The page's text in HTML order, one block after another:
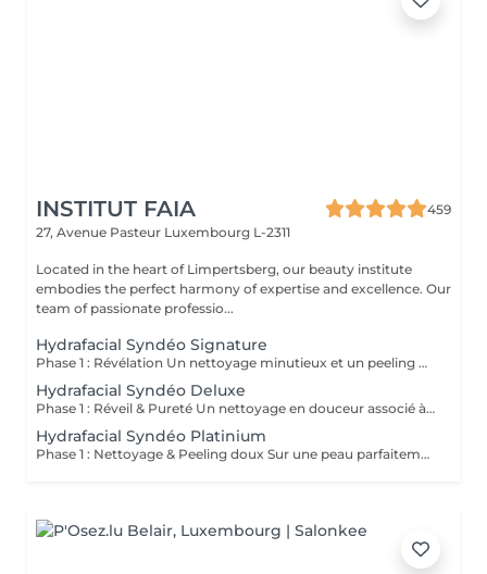
INSTITUT FAIA
459
27, Avenue Pasteur Luxembourg L-2311
Located in the heart of Limpertsberg, our beauty institute
embodies the perfect harmony of expertise and excellence. Our
team of passionate professio...
Hydrafacial Syndéo Signature
Phase 1 : Révélation Un nettoyage minutieux et un peeling doux libèrent la peau des impuretés, cellules mortes et excès de sébum. La peau respire à nouveau et retrouve sa douceur naturelle. Phase 2 : Purification & Hydratation La technologie brevetée Vortex-Fusion® aspire délicatement les impuretés tout en infusant des actifs hydratants puissants. Les pores sont nettoyés, la peau est fraîche, repulpée et lumineuse. Phase 3 : Régénération & Éclat Des sérums concentrés en antioxydants, peptides et acide hyaluronique réparent, protègent et revitalisent la peau. Le teint s'illumine, la texture s'affine et l'éclat est instantané. Résultat : Une peau nette, hydratée et rayonnante dès la première séance sans irritation, sans temps d'arrêt, simplement sublime.
Hydrafacial Syndéo Deluxe
Phase 1 : Réveil & Pureté Un nettoyage en douceur associé à un peeling délicat réveille l'éclat naturel de la peau, la libérant des impuretés et des cellules ternes. Phase 2 : Extraction & Hydratation La technologie brevetée Vortex-Fusion® purifie les pores tout en infusant des actifs hautement hydratants. La peau est fraîche, lisse et repulpée. Phase 3 : Régénération sur mesure Des sérums concentrés en antioxydants, peptides et acide hyaluronique régénèrent la peau tandis qu'un booster premium et la lumière LED viennent personnaliser le soin selon vos besoins spécifiques. Résultat : Une peau éclatante, détoxifiée et lumineuse dès la première séance, le glow Faia dans toute sa splendeur.
Hydrafacial Syndéo Platinium
Phase 1 : Nettoyage & Peeling doux Sur une peau parfaitement démaquillée, un nettoyage délicat élimine impuretés, excès de sébum et cellules mortes. Un peeling léger à base d'acides salicylique et glycolique désincruste les pores en profondeur et aide à prévenir les imperfections. Phase 2 : Extraction & Hydratation Grâce à la technologie brevetée Vortex-Fusion®, une aspiration douce retire points noirs et comédons tout en infusant des actifs hautement hydratants. La peau est instantanément plus nette, repulpée et éclatante. Phase 3 : Infusion, Protection & Détox Des sérums riches en antioxydants, peptides et acide hyaluronique régénèrent la peau, favorisant détoxification et rajeunissement cellulaire. Un drainage lymphatique complète le soin stimulant ainsi la circulation pour un effet détoxifiant et une peau visiblement revitalisée. Résultat : Une peau fraîche, lumineuse et parfaitement hydratée, sans rougeur, sans temps d'arrêt, simplement éclatante.